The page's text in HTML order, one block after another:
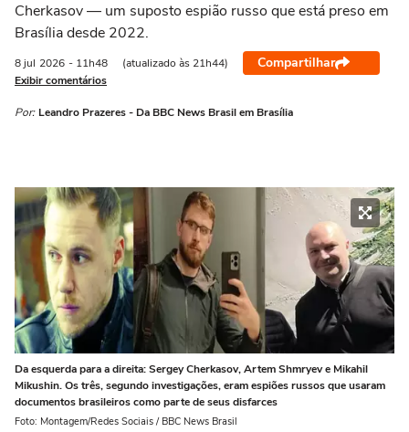
Cherkasov — um suposto espião russo que está preso em
Brasília desde 2022.
8 jul 2026 - 11h48 (atualizado às 21h44) Compartilhar
Exibir comentários
Por: Leandro Prazeres - Da BBC News Brasil em Brasília
Da esquerda para a direita: Sergey Cherkasov, Artem Shmryev e Mikahil
Mikushin. Os três, segundo investigações, eram espiões russos que usaram
documentos brasileiros como parte de seus disfarces
Foto: Montagem/Redes Sociais / BBC News Brasil